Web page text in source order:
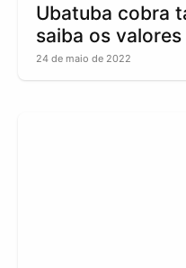
Ubatuba cobra
saiba os valores
24 de maio de 2022